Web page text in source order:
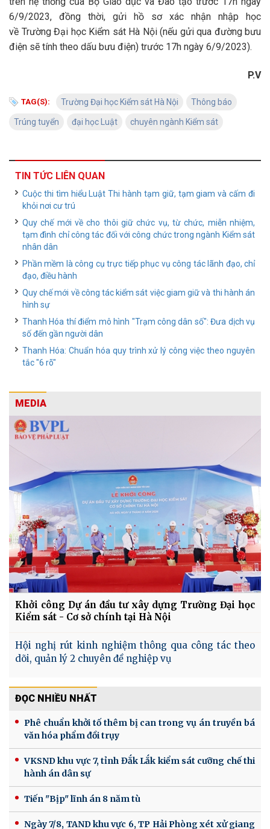
6/9/2023, đồng thời, gửi hồ sơ xác nhận nhập học
về Trường Đại học Kiểm sát Hà Nội (nếu gửi qua đường bưu
điện sẽ tính theo dấu bưu điện) trước 17h ngày 6/9/2023).
P.V
TAG(S): Trường Đại học Kiểm sát Hà Nội Thông báo
Trúng tuyển đại học Luật chuyên ngành Kiểm sát
TIN TỨC LIÊN QUAN
Cuộc thi tìm hiểu Luật Thi hành tạm giữ, tạm giam và cấm đi
khỏi nơi cư trú
Quy chế mới về cho thôi giữ chức vụ, từ chức, miễn nhiệm,
tạm đình chỉ công tác đối với công chức trong ngành Kiểm sát
nhân dân
Phần mềm là công cụ trực tiếp phục vụ công tác lãnh đạo, chỉ
đạo, điều hành
Quy chế mới về công tác kiểm sát việc giam giữ và thi hành án
hình sự
Thanh Hóa thí điểm mô hình "Trạm công dân số": Đưa dịch vụ
số đến gần người dân
Thanh Hóa: Chuẩn hóa quy trình xử lý công việc theo nguyên
tắc "6 rõ"
MEDIA
Khởi công Dự án đầu tư xây dựng Trường Đại học
Kiểm sát - Cơ sở chính tại Hà Nội
Hội nghị rút kinh nghiệm thông qua công tác theo
dõi, quản lý 2 chuyên đề nghiệp vụ
ĐỌC NHIỀU NHẤT
Phê chuẩn khởi tố thêm bị can trong vụ án truyền bá
văn hóa phẩm đồi trụy
VKSND khu vực 7, tỉnh Đắk Lắk kiểm sát cưỡng chế thi
hành án dân sự
Tiến "Bịp" lĩnh án 8 năm tù
Ngày 7/8, TAND khu vực 6, TP Hải Phòng xét xử giang